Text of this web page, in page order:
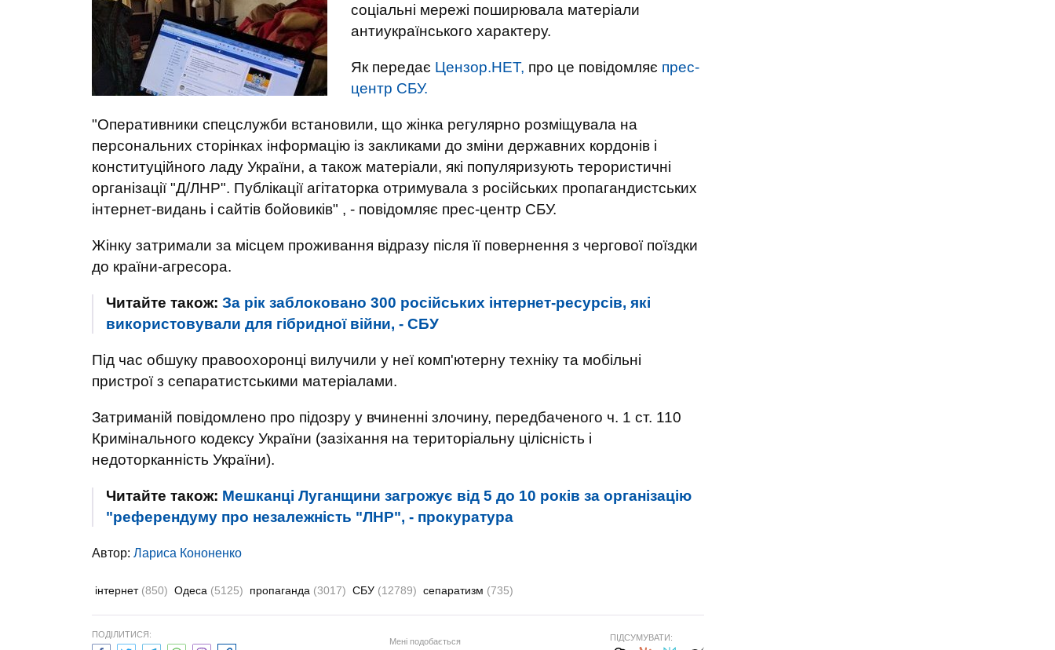
соціальні мережі поширювала матеріали
антиукраїнського характеру.
Як передає Цензор.НЕТ, про це повідомляє прес-
центр СБУ.
"Оперативники спецслужби встановили, що жінка регулярно розміщувала на
персональних сторінках інформацію із закликами до зміни державних кордонів і
конституційного ладу України, а також матеріали, які популяризують терористичні
організації "Д/ЛНР". Публікації агітаторка отримувала з російських пропагандистських
інтернет-видань і сайтів бойовиків" , - повідомляє прес-центр СБУ.
Жінку затримали за місцем проживання відразу після її повернення з чергової поїздки
до країни-агресора.
Читайте також: За рік заблоковано 300 російських інтернет-ресурсів, які
використовували для гібридної війни, - СБУ
Під час обшуку правоохоронці вилучили у неї комп'ютерну техніку та мобільні
пристрої з сепаратистськими матеріалами.
Затриманій повідомлено про підозру у вчиненні злочину, передбаченого ч. 1 ст. 110
Кримінального кодексу України (зазіхання на територіальну цілісність і
недоторканність України).
Читайте також: Мешканці Луганщини загрожує від 5 до 10 років за організацію
"референдуму про незалежність "ЛНР", - прокуратура
Автор: Лариса Кононенко
інтернет (850) Одеса (5125) пропаганда (3017) СБУ (12789) сепаратизм (735)
ПОДІЛИТИСЯ:
Мені подобається ПІДСУМУВАТИ: